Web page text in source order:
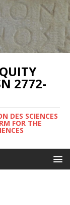
2772-
DES SCIENCES
FOR THE